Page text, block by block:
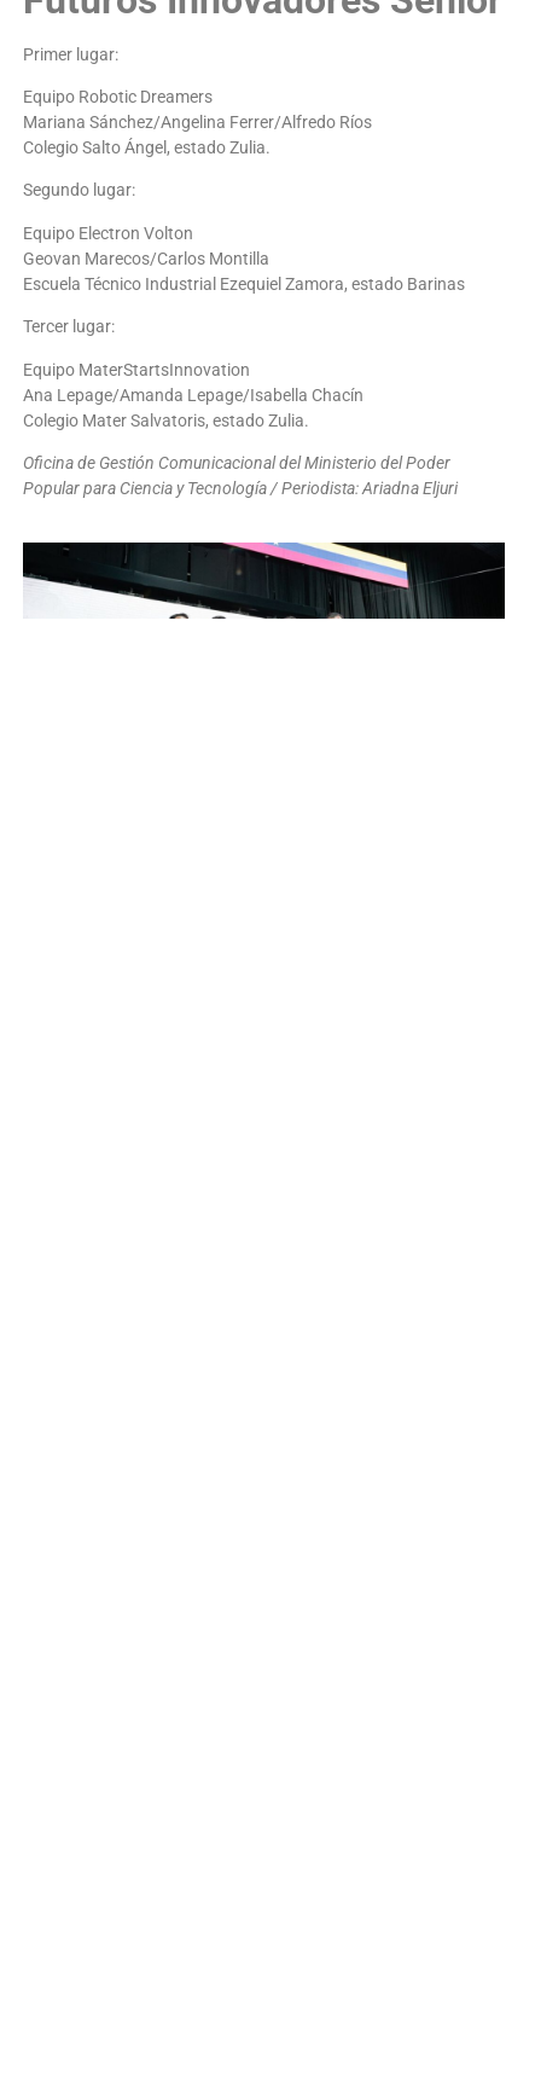
Primer lugar:
Equipo Robotic Dreamers
Mariana Sánchez/Angelina Ferrer/Alfredo Ríos
Colegio Salto Ángel, estado Zulia.
Segundo lugar:
Equipo Electron Volton
Geovan Marecos/Carlos Montilla
Escuela Técnico Industrial Ezequiel Zamora, estado Barinas
Tercer lugar:
Equipo MaterStartsInnovation
Ana Lepage/Amanda Lepage/Isabella Chacín
Colegio Mater Salvatoris, estado Zulia.
Oficina de Gestión Comunicacional del Ministerio del Poder
Popular para Ciencia y Tecnología / Periodista: Ariadna Eljuri